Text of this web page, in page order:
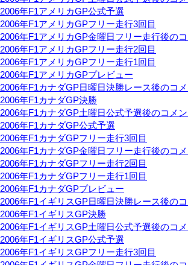
2006年F1アメリカGP公式予選
2006年F1アメリカGPフリー走行3回目
2006年F1アメリカGP金曜日フリー走行後の
2006年F1アメリカGPフリー走行2回目
2006年F1アメリカGPフリー走行1回目
2006年F1アメリカGPプレビュー
2006年F1カナダGP日曜日決勝レース後のコ
2006年F1カナダGP決勝
2006年F1カナダGP土曜日公式予選後のコメ
2006年F1カナダGP公式予選
2006年F1カナダGPフリー走行3回目
2006年F1カナダGP金曜日フリー走行後のコ
2006年F1カナダGPフリー走行2回目
2006年F1カナダGPフリー走行1回目
2006年F1カナダGPプレビュー
2006年F1イギリスGP日曜日決勝レース後の
2006年F1イギリスGP決勝
2006年F1イギリスGP土曜日公式予選後のコ
2006年F1イギリスGP公式予選
2006年F1イギリスGPフリー走行3回目